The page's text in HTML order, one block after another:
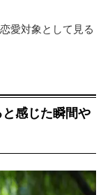
愛対象として見る
感じた瞬間や